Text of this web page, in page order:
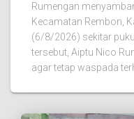
Rumengan
Kecamatan Rembon,
(6/8/2026) sekitar
tersebut, Aiptu Nico
agar tetap waspada